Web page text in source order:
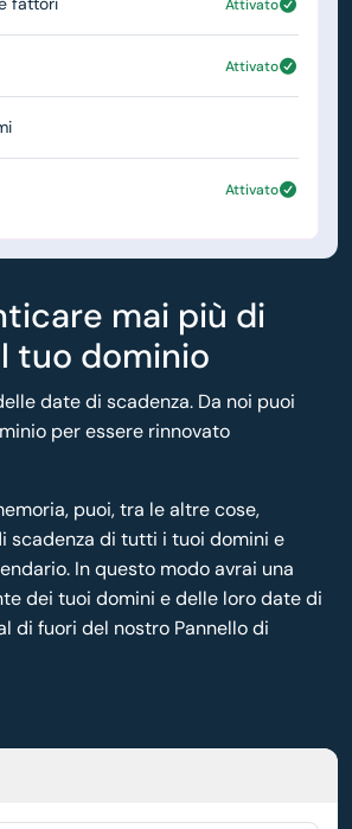
Attivato
Attivato
Attivato
mai più di
tuo dominio
date di scadenza. Da noi puoi
per essere rinnovato
puoi, tra le altre cose,
scadenza di tutti i tuoi domini e
In questo modo avrai una
dei tuoi domini e delle loro date di
di fuori del nostro Pannello di